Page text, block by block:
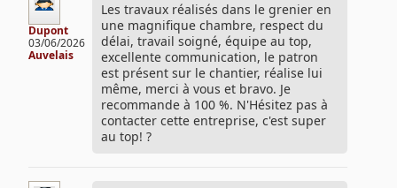
Dupont
03/06/2026
Auvelais
Les travaux réalisés dans le grenier en
une magnifique chambre, respect du
délai, travail soigné, équipe au top,
excellente communication, le patron
est présent sur le chantier, réalise lui
même, merci à vous et bravo. Je
recommande à 100 %. N'Hésitez pas à
contacter cette entreprise, c'est super
au top! ?